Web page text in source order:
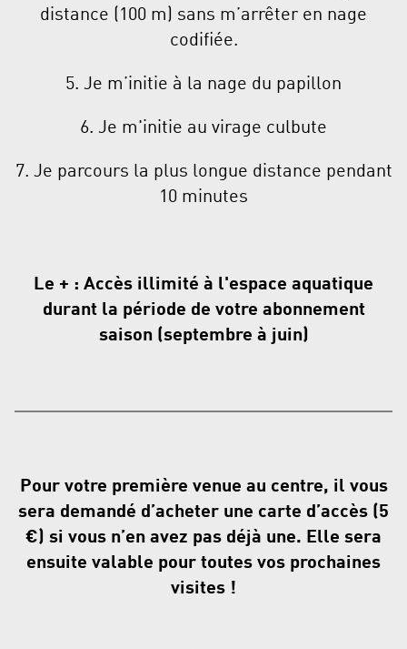
distance (100 m) sans m’arrêter en nage
codifiée.
5. Je m’initie à la nage du papillon
6. Je m'initie au virage culbute
7. Je parcours la plus longue distance pendant
10 minutes
Le + : Accès illimité à l'espace aquatique
durant la période de votre abonnement
saison (septembre à juin)
Pour votre première venue au centre, il vous
sera demandé d’acheter une carte d’accès (5
€) si vous n’en avez pas déjà une. Elle sera
ensuite valable pour toutes vos prochaines
visites !